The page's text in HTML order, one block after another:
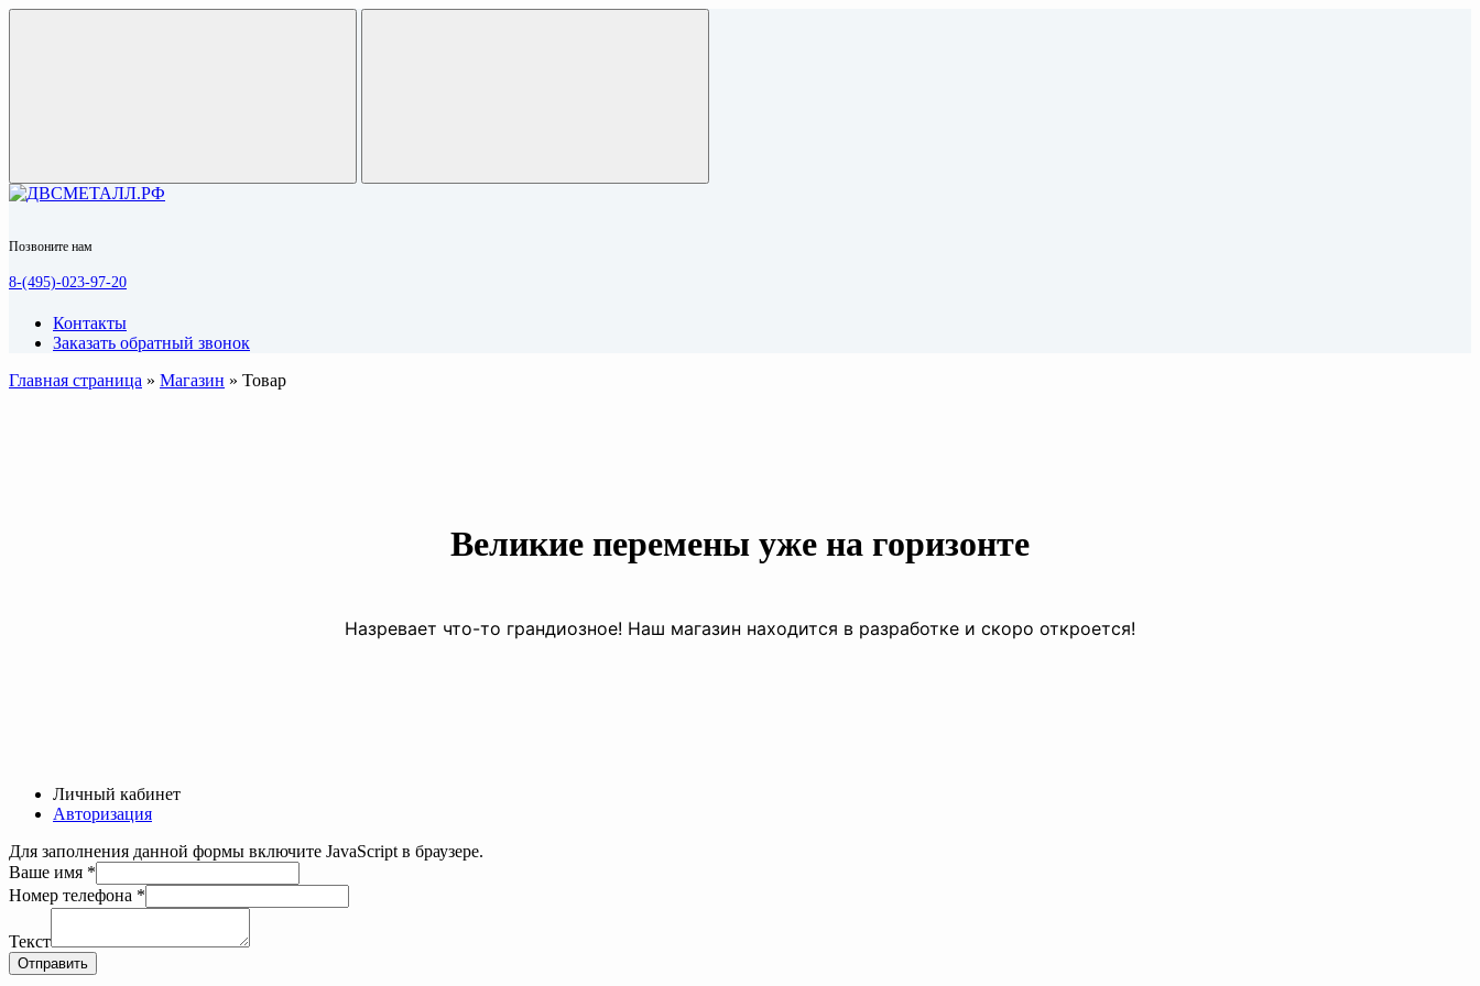
Позвоните нам
8-(495)-023-97-20
Контакты
Заказать обратный звонок
Главная страница » Магазин » Товар
Великие перемены уже на горизонте
Назревает что-то грандиозное! Наш магазин находится в разработке и скоро откроется!
Личный кабинет
Авторизация
Для заполнения данной формы включите JavaScript в браузере.
имя
Номер
телефона
Ваше имя *
Номер телефона *
Текст
Отправить